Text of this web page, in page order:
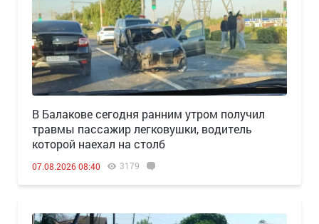
В Балакове сегодня ранним утром получил
травмы пассажир легковушки, водитель
которой наехал на столб
07.08.2026 08:40 3179